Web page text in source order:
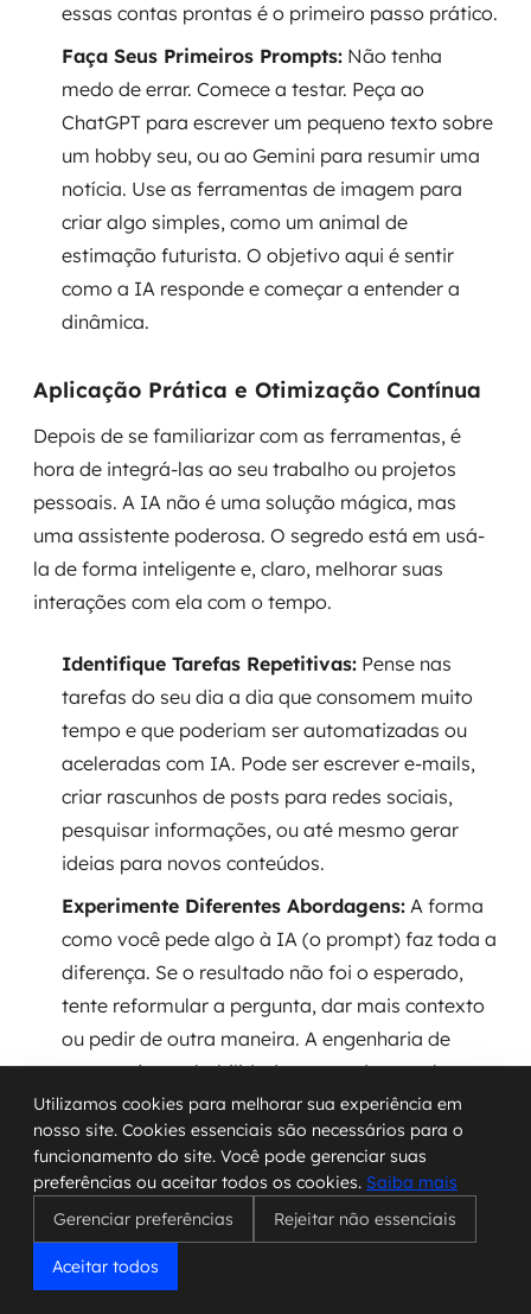
essas contas prontas é o primeiro passo prático.
Faça Seus Primeiros Prompts: Não tenha
medo de errar. Comece a testar. Peça ao
ChatGPT para escrever um pequeno texto sobre
um hobby seu, ou ao Gemini para resumir uma
notícia. Use as ferramentas de imagem para
criar algo simples, como um animal de
estimação futurista. O objetivo aqui é sentir
como a IA responde e começar a entender a
dinâmica.
Aplicação Prática e Otimização Contínua
Depois de se familiarizar com as ferramentas, é
hora de integrá-las ao seu trabalho ou projetos
pessoais. A IA não é uma solução mágica, mas
uma assistente poderosa. O segredo está em usá-
la de forma inteligente e, claro, melhorar suas
interações com ela com o tempo.
Identifique Tarefas Repetitivas: Pense nas
tarefas do seu dia a dia que consomem muito
tempo e que poderiam ser automatizadas ou
aceleradas com IA. Pode ser escrever e-mails,
criar rascunhos de posts para redes sociais,
pesquisar informações, ou até mesmo gerar
ideias para novos conteúdos.
Experimente Diferentes Abordagens: A forma
como você pede algo à IA (o prompt) faz toda a
diferença. Se o resultado não foi o esperado,
tente reformular a pergunta, dar mais contexto
ou pedir de outra maneira. A engenharia de
prompt é uma habilidade que se desenvolve
com a prática.
Meça os Resultados:Tente quantificar o
impacto. Quanto tempo você economizou? A
qualidade do conteúdo melhorou? A IA ajudou a
gerar mais leads ou vendas? Ter esses dados
ajuda a entender onde a IA está realmente
Utilizamos cookies para melhorar sua experiência em
nosso site. Cookies essenciais são necessários para o
funcionamento do site. Você pode gerenciar suas
preferências ou aceitar todos os cookies. Saiba mais
Gerenciar preferências
Rejeitar não essenciais
Aceitar todos